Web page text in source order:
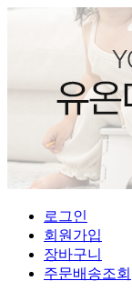
로그인
회원가입
장바구니
주문배송조회